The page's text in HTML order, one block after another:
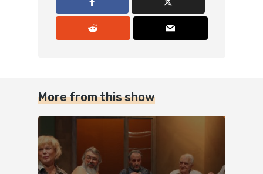
More from this show